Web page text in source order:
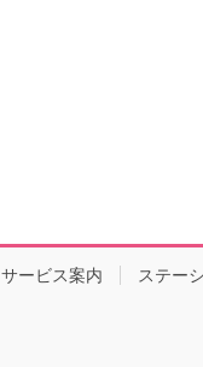
サービス案内 ステー